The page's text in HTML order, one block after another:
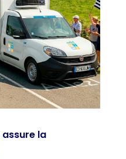
assure la